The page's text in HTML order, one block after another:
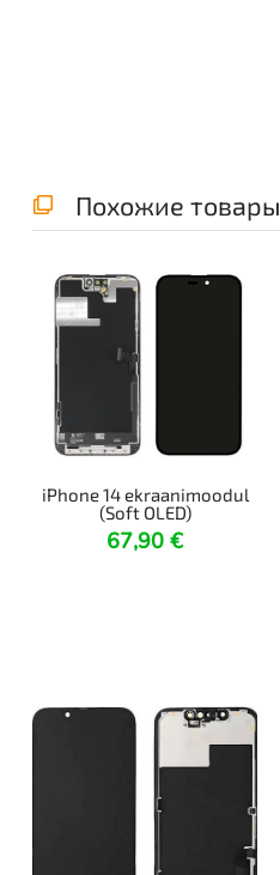
Похожие товары
iPhone 14 ekraanimoodul
(Soft OLED)
67,90 €